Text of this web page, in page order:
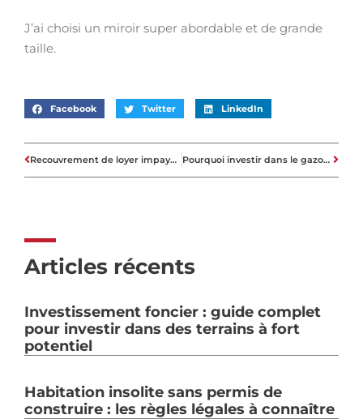
J’ai choisi un miroir super abordable et de grande
taille.
Facebook Twitter LinkedIn
Recouvrement de loyer impayé : quelles solutions ? Pourquoi investir dans le gazon synthétique avant de vendre sa maison ?
Articles récents
Investissement foncier : guide complet
pour investir dans des terrains à fort
potentiel
Habitation insolite sans permis de
construire : les règles légales à connaître